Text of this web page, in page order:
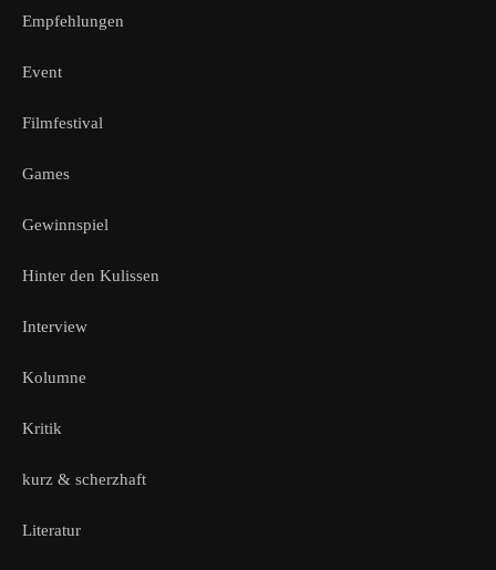
Empfehlungen
Event
Filmfestival
Games
Gewinnspiel
Hinter den Kulissen
Interview
Kolumne
Kritik
kurz & scherzhaft
Literatur